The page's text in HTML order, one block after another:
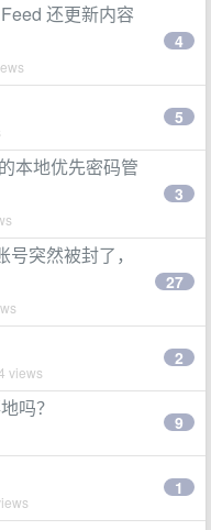
还更新内容
4
5
本地优先密码管
3
突然被封了，
27
views
2
吗？
9
1